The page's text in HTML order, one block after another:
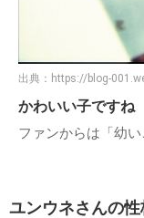
出典： https://blog-
かわいい子ですね
ファンからは「幼
ユンウネさんの